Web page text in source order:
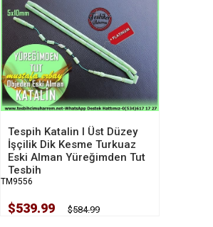
Tespih Katalin I Üst Düzey
İşçilik Dik Kesme Turkuaz
Eski Alman Yüreğimden Tut
Tesbih
TM9556
$539.99 $584.99